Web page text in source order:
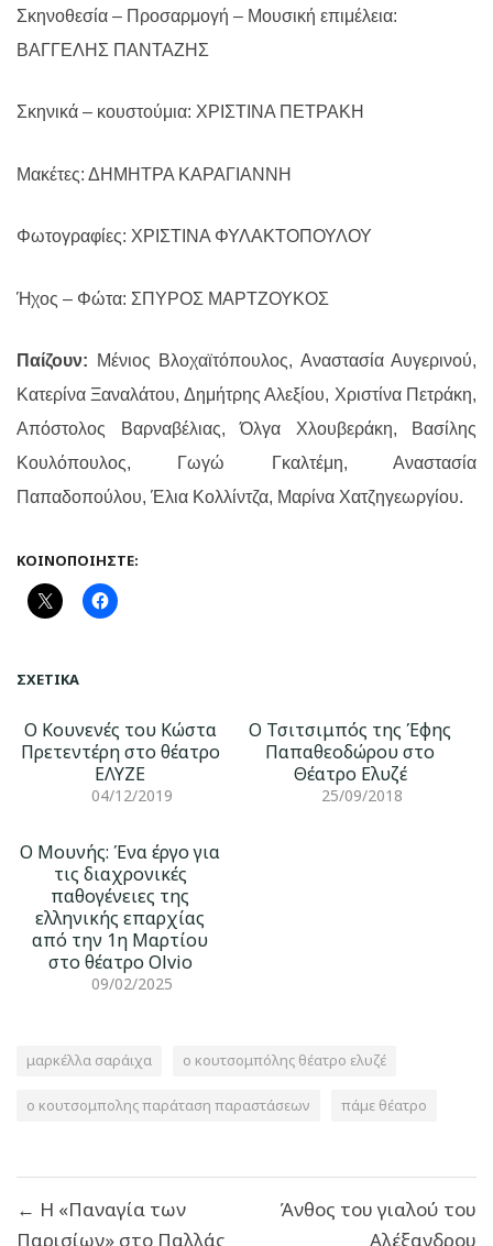
Σκηνοθεσία – Προσαρμογή – Μουσική επιμέλεια:
ΒΑΓΓΕΛΗΣ ΠΑΝΤΑΖΗΣ
Σκηνικά – κουστούμια: ΧΡΙΣΤΙΝΑ ΠΕΤΡΑΚΗ
Μακέτες: ΔΗΜΗΤΡΑ ΚΑΡΑΓΙΑΝΝΗ
Φωτογραφίες: ΧΡΙΣΤΙΝΑ ΦΥΛΑΚΤΟΠΟΥΛΟΥ
Ήχος – Φώτα: ΣΠΥΡΟΣ ΜΑΡΤΖΟΥΚΟΣ
Παίζουν: Μένιος Βλοχαϊτόπουλος, Αναστασία Αυγερινού,
Κατερίνα Ξαναλάτου, Δημήτρης Αλεξίου, Χριστίνα Πετράκη,
Απόστολος Βαρναβέλιας, Όλγα Χλουβεράκη, Βασίλης
Κουλόπουλος, Γωγώ Γκαλτέμη, Αναστασία
Παπαδοπούλου, Έλια Κολλίντζα, Μαρίνα Χατζηγεωργίου.
ΚΟΙΝΟΠΟΙΉΣΤΕ:
ΣΧΕΤΙΚΆ
Ο Κουνενές του Κώστα
Πρετεντέρη στο θέατρο
ΕΛΥΖΕ
04/12/2019
Ο Τσιτσιμπός της Έφης
Παπαθεοδώρου στο
Θέατρο Ελυζέ
25/09/2018
Ο Μουνής: Ένα έργο για
τις διαχρονικές
παθογένειες της
ελληνικής επαρχίας
από την 1η Μαρτίου
στο θέατρο Olvio
09/02/2025
μαρκέλλα σαράιχα ο κουτσομπόλης θέατρο ελυζέ
ο κουτσομπολης παράταση παραστάσεων πάμε θέατρο
άρθρων
← Η «Παναγία των
Παρισίων» στο Παλλάς
Άνθος του γιαλού του
Αλέξανδρου